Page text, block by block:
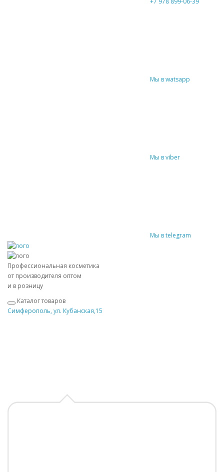
Мы в watsapp
Мы в viber
Мы в telegram
Профессиональная косметика
от производителя оптом
и в розницу
Каталог товаров
Симферополь, ул. Кубанская,15